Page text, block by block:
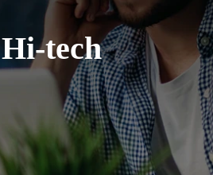
Hi-tech